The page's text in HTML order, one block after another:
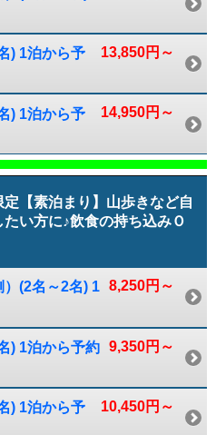
13,850円～
) 1泊から予
14,950円～
) 1泊から予
定【素泊まり】山歩きなど自
たい方に♪飲食の持ち込みＯ
8,250円～
(2名～2名) 1
9,350円～
) 1泊から予約
10,450円～
) 1泊から予